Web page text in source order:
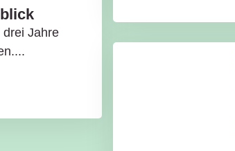
drei Jahre